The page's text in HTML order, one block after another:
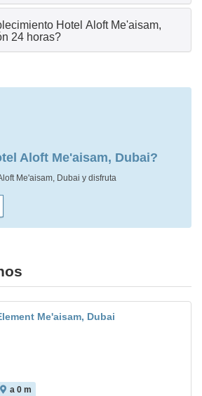
Hotel Aloft Me'aisam,
24 horas?
Aloft Me'aisam, Dubai?
Me'aisam, Dubai y disfruta
Me'aisam, Dubai
a 0 m